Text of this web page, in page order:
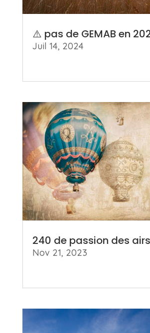
⚠️ pas de GEMAB en
Juil 14, 2024
240 de passion des airs
Nov 21, 2023